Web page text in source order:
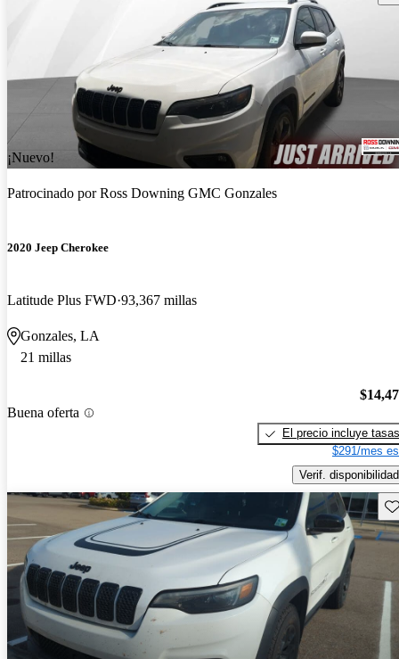
¡Nuevo!
Patrocinado porRoss Downing GMC Gonzales
2020 Jeep Cherokee
Latitude Plus FWD 93,367 millas
Gonzales, LA
21 millas
Buena oferta
El precio incluye tasas
$291/mes
Verif. disponibilidad